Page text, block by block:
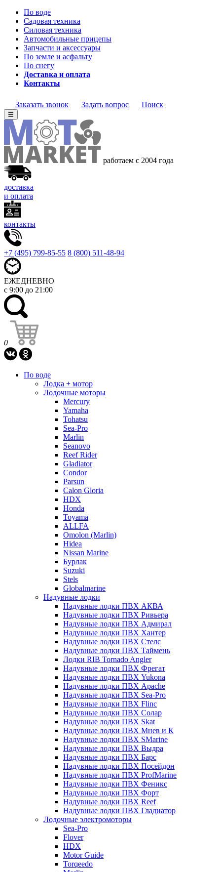
По воде
Садовая техника
Силовая техника
Автомобильные прицепы
Запчасти и аксессуары
По земле и асфальту
По снегу
Доставка и оплата
Контакты
Заказать звонок Задать вопрос Поиск
☰
работаем с 2004 года
доставка
и оплата
контакты
+7 (495) 799-85-55 8 (800) 511-48-94
ЕЖЕДНЕВНО
с 9:00 до 21:00
0
По воде
Лодка + мотор
Лодочные моторы
Mercury
Yamaha
Tohatsu
Sea-Pro
Marlin
Seanovo
Reef Rider
Gladiator
Condor
Parsun
Calon Gloria
HDX
Honda
Toyama
ALLFA
Omolon (Marlin)
Hidea
Nissan Marine
Бурлак
Suzuki
Stels
Globalmarine
Надувные лодки
Надувные лодки ПВХ АКВА
Надувные лодки ПВХ Ривьера
Надувные лодки ПВХ Адмирал
Надувные лодки ПВХ Хантер
Надувные лодки ПВХ Стелс
Надувные лодки ПВХ Таймень
Лодки RIB Tornado Angler
Надувные лодки ПВХ Фрегат
Надувные лодки ПВХ Yukona
Надувные лодки ПВХ Apache
Надувные лодки ПВХ Sea-Pro
Надувные лодки ПВХ Flinc
Надувные лодки ПВХ Солар
Надувные лодки ПВХ Skat
Надувные лодки ПВХ Мнев и К
Надувные лодки ПВХ SMarine
Надувные лодки ПВХ Выдра
Надувные лодки ПВХ Барс
Надувные лодки ПВХ Посейдон
Надувные лодки ПВХ ProfMarine
Надувные лодки ПВХ Феникс
Надувные лодки ПВХ Форт
Надувные лодки ПВХ Reef
Надувные лодки ПВХ Гладиатор
Лодочные электромоторы
Sea-Pro
Flover
HDX
Motor Guide
Torqeedo